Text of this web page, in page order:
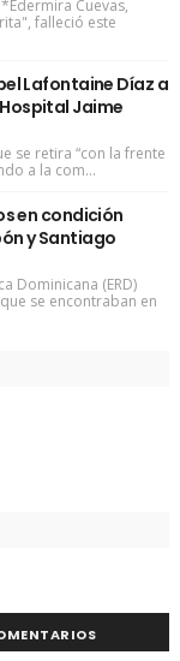
Cuevas,
falleció este
Lafontaine Díaz a
Jaime
se retira “con la frente
a la com...
en condición
y Santiago
Dominicana (ERD)
se encontraban en